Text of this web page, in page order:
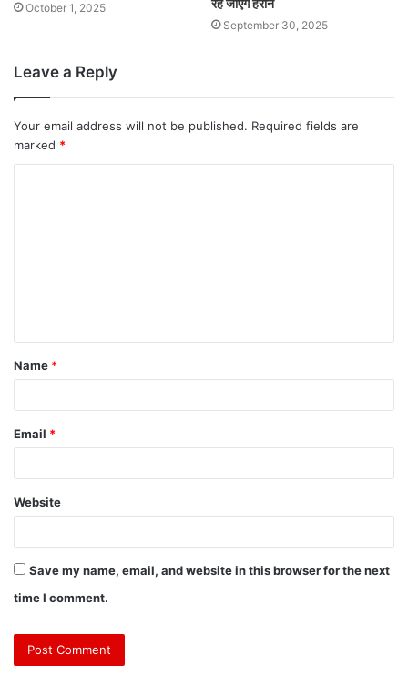
October 1, 2025
September 30, 2025
Leave a Reply
Your email address will not be published. Required fields are
marked *
Name *
Email *
Website
Save my name, email, and website in this browser for the next
time I comment.